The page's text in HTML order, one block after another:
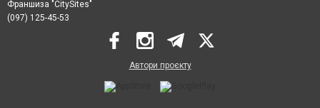
Франшиза "CitySites"
(097) 125-45-53
Автори проєкту